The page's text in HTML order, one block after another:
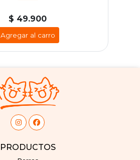
$ 49.900
Agregar al carro
PRODUCTOS